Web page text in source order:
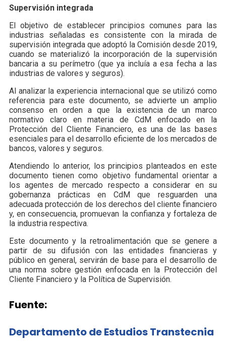
Supervisión integrada
El objetivo de establecer principios comunes para las
industrias señaladas es consistente con la mirada de
supervisión integrada que adoptó la Comisión desde 2019,
cuando se materializó la incorporación de la supervisión
bancaria a su perímetro (que ya incluía a esa fecha a las
industrias de valores y seguros).
Al analizar la experiencia internacional que se utilizó como
referencia para este documento, se advierte un amplio
consenso en orden a que la existencia de un marco
normativo claro en materia de CdM enfocado en la
Protección del Cliente Financiero, es una de las bases
esenciales para el desarrollo eficiente de los mercados de
bancos, valores y seguros.
Atendiendo lo anterior, los principios planteados en este
documento tienen como objetivo fundamental orientar a
los agentes de mercado respecto a considerar en su
gobernanza prácticas en CdM que resguarden una
adecuada protección de los derechos del cliente financiero
y, en consecuencia, promuevan la confianza y fortaleza de
la industria respectiva.
Este documento y la retroalimentación que se genere a
partir de su difusión con las entidades financieras y
público en general, servirán de base para el desarrollo de
una norma sobre gestión enfocada en la Protección del
Cliente Financiero y la Política de Supervisión.
Fuente:
Departamento de Estudios Transtecnia